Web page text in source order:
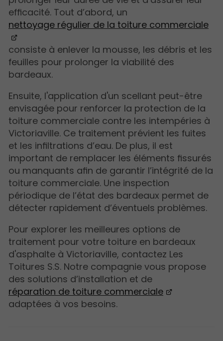
efficacité. Tout d’abord, un
nettoyage régulier de la toiture commerciale
consiste à enlever la mousse, les débris et les
feuilles pour prolonger la viabilité des
bardeaux.
Ensuite, l'application d'un scellant peut-être
envisagée pour renforcer la protection de la
toiture commerciale contre les intempéries à
Victoriaville. Ce traitement prévient les fuites
et les infiltrations d’eau. De plus, il est
important de remplacer les éléments fissurés
ou manquants afin de garantir l’intégrité de la
toiture commerciale. Une inspection
périodique de l’état des bardeaux permet de
détecter rapidement d’éventuels problèmes.
Pour explorer les meilleures options de
traitement pour votre toiture en bardeaux
d'asphalte à Victoriaville, contactez Les
Toitures S.S. Notre compagnie vous propose
des solutions d’installation et de
réparation de toiture commerciale
adaptées à vos besoins.